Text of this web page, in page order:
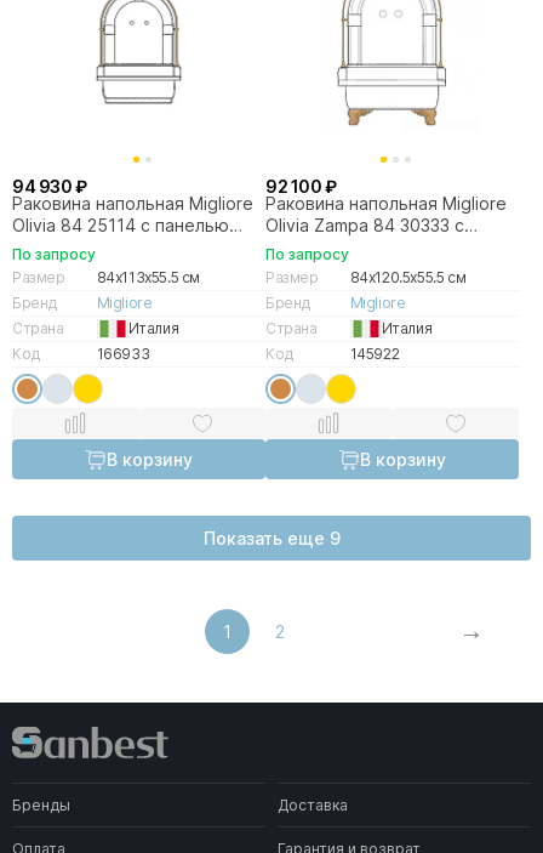
94 930 ₽
Раковина напольная Migliore
Olivia 84 25114 с панелью
белая, галерея бронза
По запросу
Размер
84x113x55.5 см
Бренд
Migliore
Страна
Италия
Код
166933
В корзину
92 100 ₽
Раковина напольная Migliore
Olivia Zampa 84 30333 с
панелью белая, лапы и
галерея бронза
По запросу
Размер
84x120.5x55.5 см
Бренд
Migliore
Страна
Италия
Код
145922
В корзину
Показать еще 9
1 2
Бренды Доставка
Оплата Гарантия и возврат